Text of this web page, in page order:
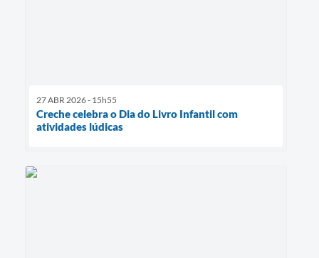
27 ABR 2026 - 15h55
Creche celebra o Dia do Livro Infantil com
atividades lúdicas